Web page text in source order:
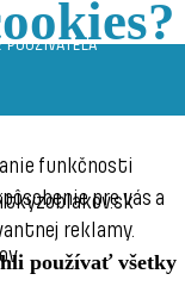
funkčnosti
pre vás a
reklamy.
používať všetky